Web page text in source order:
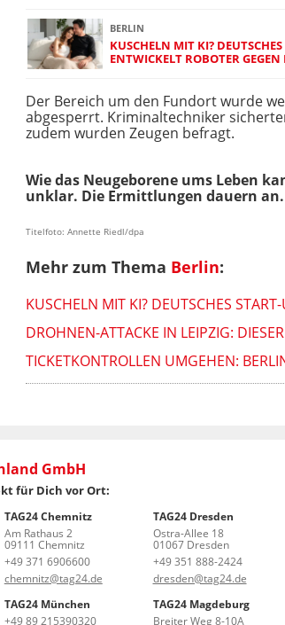
BERLIN
KUSCHELN MIT KI?
ENTWICKELT ROBOTER
Der Bereich um den Fundort wurde
abgesperrt. Kriminaltechniker
zudem wurden Zeugen befragt.
Wie das Neugeborene ums Leben
unklar. Die Ermittlungen dauern an.
Titelfoto: Annette Riedl/dpa
Mehr zum Thema Berlin:
KUSCHELN MIT KI? DEUTSCHES
DROHNEN-ATTACKE IN LEIPZIG:
TICKETKONTROLLEN UMGEHEN:
GmbH
für Dich vor Ort:
TAG24 Chemnitz
Am Rathaus 2
09111 Chemnitz
+49 371 6906600
chemnitz@tag24.de
TAG24 Dresden
Ostra-Allee 18
01067 Dresden
+49 351 888-2424
dresden@tag24.de
TAG24 München
+49 89 215390320
TAG24 Magdeburg
Breiter Weg 8-10A